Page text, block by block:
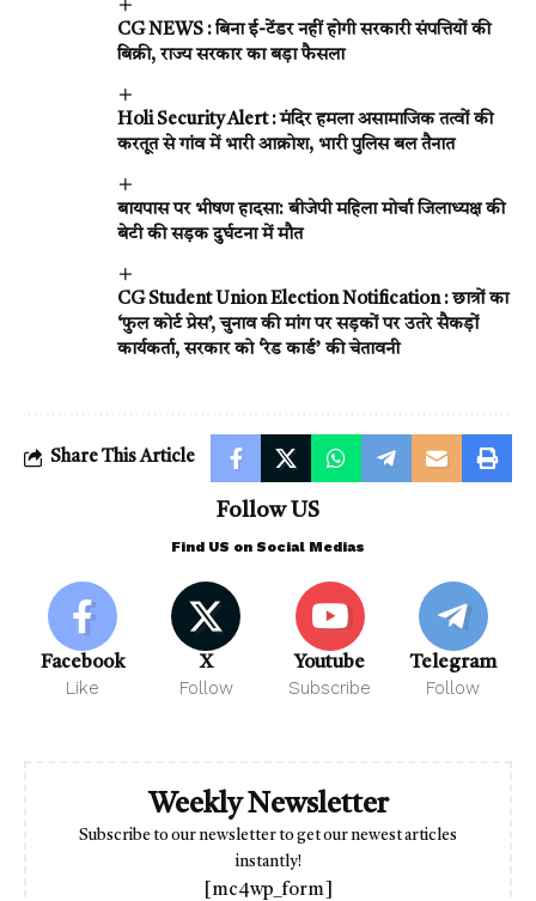
CG NEWS : बिना ई-टेंडर नहीं होगी सरकारी संपत्तियों की
बिक्री, राज्य सरकार का बड़ा फैसला
Holi Security Alert : मंदिर हमला असामाजिक तत्वों की
करतूत से गांव में भारी आक्रोश, भारी पुलिस बल तैनात
बायपास पर भीषण हादसा: बीजेपी महिला मोर्चा जिलाध्यक्ष की
बेटी की सड़क दुर्घटना में मौत
CG Student Union Election Notification : छात्रों का
‘फुल कोर्ट प्रेस’, चुनाव की मांग पर सड़कों पर उतरे सैकड़ों
कार्यकर्ता, सरकार को ‘रेड कार्ड’ की चेतावनी
Share This Article
Follow US
Find US on Social Medias
Facebook
Like
X
Follow
Youtube
Subscribe
Telegram
Follow
Weekly Newsletter
Subscribe to our newsletter to get our newest articles
instantly!
[mc4wp_form]